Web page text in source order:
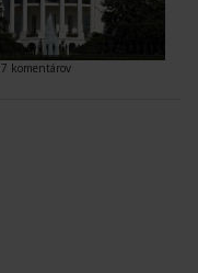
7 komentárov